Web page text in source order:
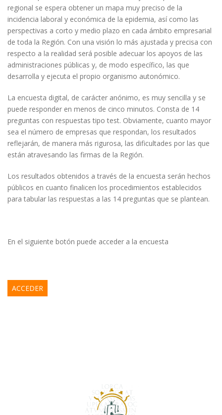
regional se espera obtener un mapa muy preciso de la
incidencia laboral y económica de la epidemia, así como las
perspectivas a corto y medio plazo en cada ámbito empresarial
de toda la Región. Con una visión lo más ajustada y precisa con
respecto a la realidad será posible adecuar los apoyos de las
administraciones públicas y, de modo específico, las que
desarrolla y ejecuta el propio organismo autonómico.
La encuesta digital, de carácter anónimo, es muy sencilla y se
puede responder en menos de cinco minutos. Consta de 14
preguntas con respuestas tipo test. Obviamente, cuanto mayor
sea el número de empresas que respondan, los resultados
reflejarán, de manera más rigurosa, las dificultades por las que
están atravesando las firmas de la Región.
Los resultados obtenidos a través de la encuesta serán hechos
públicos en cuanto finalicen los procedimientos establecidos
para tabular las respuestas a las 14 preguntas que se plantean.
En el siguiente botón puede acceder a la encuesta
ACCEDER